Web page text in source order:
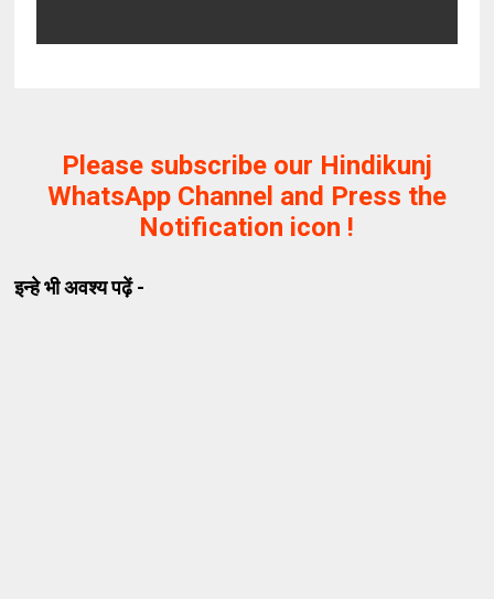
Please subscribe our Hindikunj
WhatsApp Channel and Press the
Notification icon !
इन्हे भी अवश्य पढ़ें -